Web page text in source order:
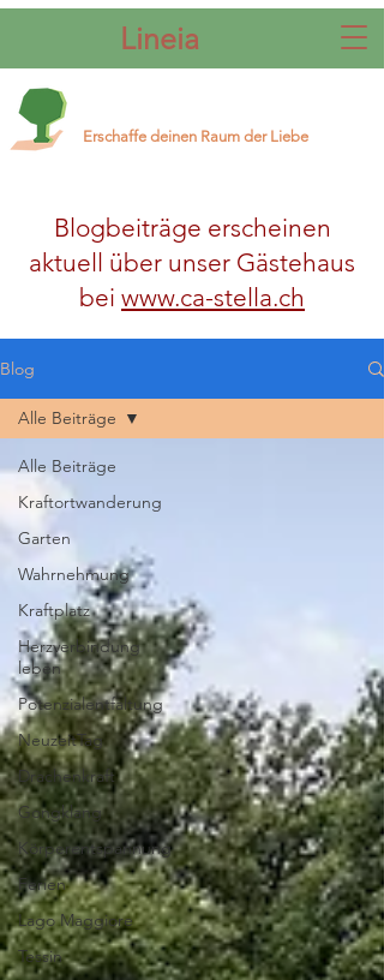
Erschaffe deinen Raum der Liebe
Lineia
Blogbeiträge erscheinen
aktuell über unser Gästehaus
bei www.ca-stella.ch
Blog
Alle Beiträge
Kraftortwanderung
Garten
Wahrnehmung
Kraftplatz
Herzverbindung
leben
Potenzialentfaltung
NeuzeitTag
Drachenkraft
Gongklang
Körperentspannung
Ferien
Lago Maggiore
Tessin
Alle Beiträge